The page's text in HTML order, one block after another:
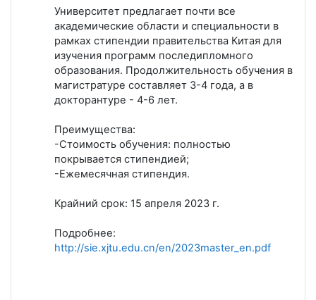
Университет предлагает почти все
академические области и специальности в
рамках стипендии правительства Китая для
изучения программ последипломного
образования. Продолжительность обучения в
магистратуре составляет 3-4 года, а в
докторантуре - 4-6 лет.
Преимущества:
-Стоимость обучения: полностью
покрывается стипендией;
-Ежемесячная стипендия.
Крайний срок: 15 апреля 2023 г.
Подробнее:
http://sie.xjtu.edu.cn/en/2023master_en.pdf